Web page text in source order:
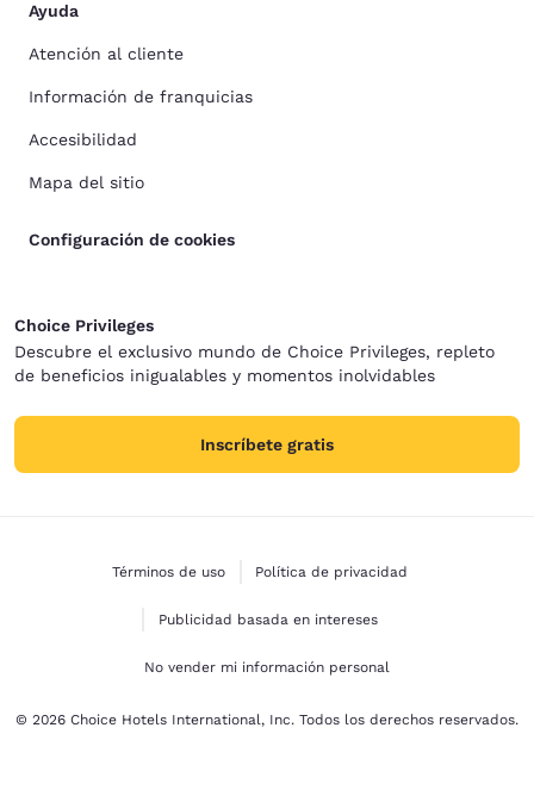
Ayuda
Atención al cliente
Información de franquicias
Accesibilidad
Mapa del sitio
Configuración de cookies
Choice Privileges
Descubre el exclusivo mundo de Choice Privileges, repleto
de beneficios inigualables y momentos inolvidables
Inscríbete gratis
Términos de uso Política de privacidad
Publicidad basada en intereses
No vender mi información personal
© 2026 Choice Hotels International, Inc. Todos los derechos reservados.